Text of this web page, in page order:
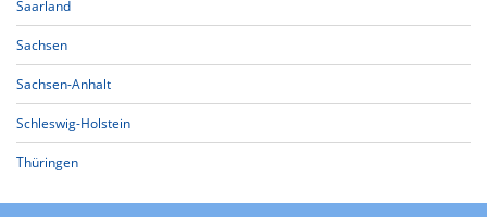
Saarland
Sachsen
Sachsen-Anhalt
Schleswig-Holstein
Thüringen